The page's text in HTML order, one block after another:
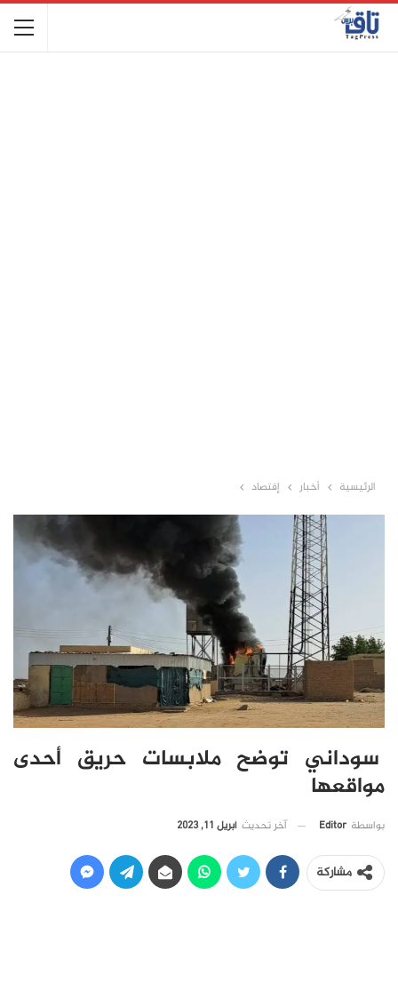
الرئيسية أخبار إقتصاد
سوداني توضح ملابسات حريق أحدى
مواقعها
بواسطة Editor آخر تحديث أبريل 11, 2023
مشاركة